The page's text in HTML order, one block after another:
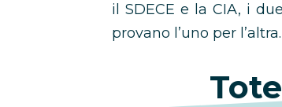
il SDECE e la CIA, i
provano l’uno per l’altra.